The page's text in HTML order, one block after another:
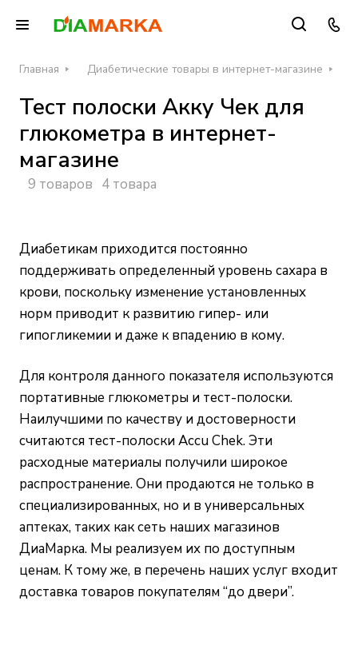
Главная Диабетические товары в интернет-магазине
Тест полоски Акку Чек для
глюкометра в интернет-
магазине
9 товаров 4 товара
Диабетикам приходится постоянно
поддерживать определенный уровень сахара в
крови, поскольку изменение установленных
норм приводит к развитию гипер- или
гипогликемии и даже к впадению в кому.
Для контроля данного показателя используются
портативные глюкометры и тест-полоски.
Наилучшими по качеству и достоверности
считаются тест-полоски Accu Chek. Эти
расходные материалы получили широкое
распространение. Они продаются не только в
специализированных, но и в универсальных
аптеках, таких каксеть наших магазинов
ДиаМарка. Мы реализуем их по доступным
ценам. К тому же, в перечень наших услуг входит
доставка товаров покупателям “до двери”.